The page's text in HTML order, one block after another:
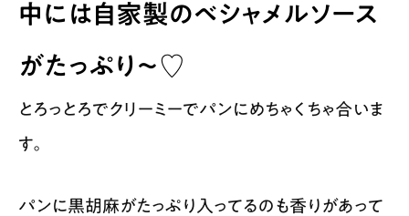
中には自家製のベシャメルソース
がたっぷり〜♡
とろっとろでクリーミーでパンにめちゃくちゃ合いま
す。
パンに黒胡麻がたっぷり入ってるのも香りがあって